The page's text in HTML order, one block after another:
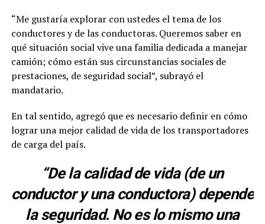
“Me gustaría explorar con ustedes el tema de los
conductores y de las conductoras. Queremos saber en
qué situación social vive una familia dedicada a manejar
camión; cómo están sus circunstancias sociales de
prestaciones, de seguridad social”, subrayó el
mandatario.
En tal sentido, agregó que es necesario definir en cómo
lograr una mejor calidad de vida de los transportadores
de carga del país.
“De la calidad de vida (de un
conductor y una conductora) depende
la seguridad. No es lo mismo una